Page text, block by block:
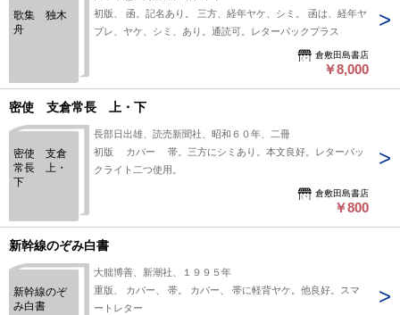
歌集 独木
舟
初版、 函。記名あり。 三方、経年ヤケ、シミ。 函は、経年ヤ
ブレ、ヤケ、シミ、あり。通読可。レターパックプラス
倉敷田島書店
￥8,000
密使 支倉常長 上・下
密使 支倉
常長 上・
下
長部日出雄、読売新聞社、昭和６０年、二冊
初版 カバー 帯。三方にシミあり。本文良好。レターパッ
クライト二つ使用。
倉敷田島書店
￥800
新幹線のぞみ白書
新幹線のぞ
み白書
大朏博善、新潮社、１９９５年
重版、 カバー、 帯。 カバー、 帯に軽背ヤケ。他良好。スマ
ートレター